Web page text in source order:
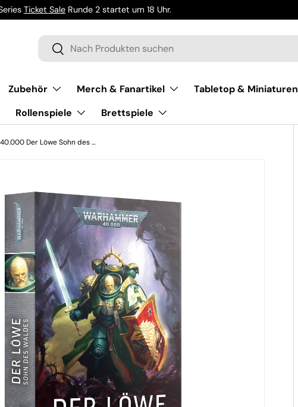
Ticket Sale Runde 2 startet um 18 Uhr.
Suchen
Suchen
Zubehör Merch & Fanartikel
Tabletop & Miniaturen
Rollenspiele Brettspiele
Warhammer 40.000 Der Löwe Sohn des Waldes